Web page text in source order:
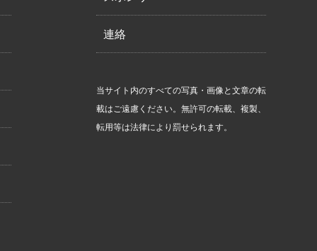
連絡
当サイト内のすべての写真・画像と文章の転
載はご遠慮ください。無許可の転載、複製、
転用等は法律により罰せられます。